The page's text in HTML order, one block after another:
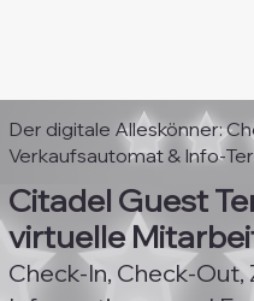
Der digitale Alleskönner:
Verkaufsautomat & Info-
Citadel Guest
virtuelle
Check-In, Check-Out,